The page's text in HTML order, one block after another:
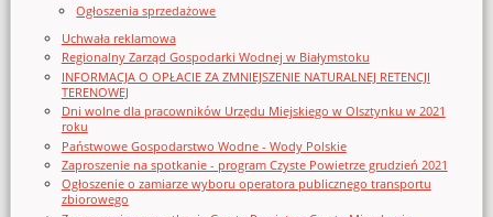
Ogłoszenia sprzedażowe
Uchwała reklamowa
Regionalny Zarząd Gospodarki Wodnej w Białymstoku
INFORMACJA O OPŁACIE ZA ZMNIEJSZENIE NATURALNEJ RETENCJI
TERENOWEJ
Dni wolne dla pracowników Urzędu Miejskiego w Olsztynku w 2021
roku
Państwowe Gospodarstwo Wodne - Wody Polskie
Zaproszenie na spotkanie - program Czyste Powietrze grudzień 2021
Ogłoszenie o zamiarze wyboru operatora publicznego transportu
zbiorowego